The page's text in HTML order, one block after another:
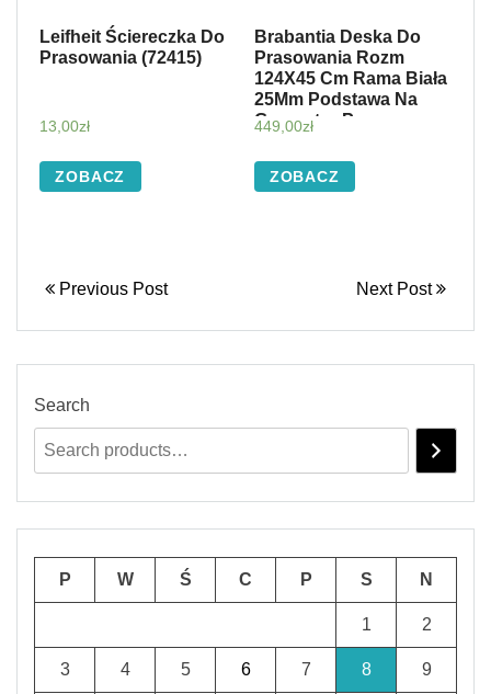
Leifheit Ściereczka Do
Prasowania (72415)
13,00zł
ZOBACZ
Brabantia Deska Do
Prasowania Rozm
124X45 Cm Rama Biała
25Mm Podstawa Na
Generator Pary
449,00zł
ZOBACZ
Previous Post Next Post
Search
P W Ś C P S N
1 2
3 4 5 6 7 8 9